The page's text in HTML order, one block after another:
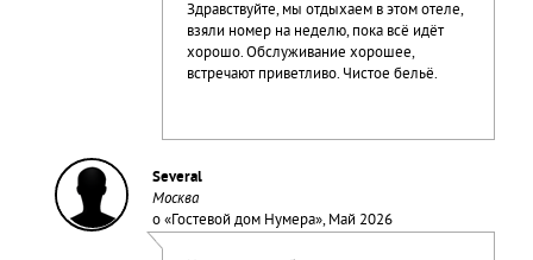
Здравствуйте, мы отдыхаем в этом отеле,
взяли номер на неделю, пока всё идёт
хорошо. Обслуживание хорошее,
встречают приветливо. Чистое бельё.
Several
Москва
о «Гостевой дом Нумера», Май 2026